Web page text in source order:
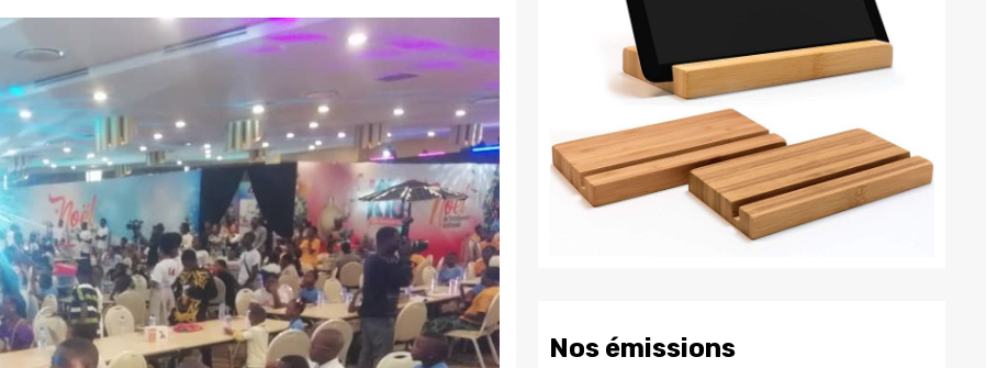
Nos émissions